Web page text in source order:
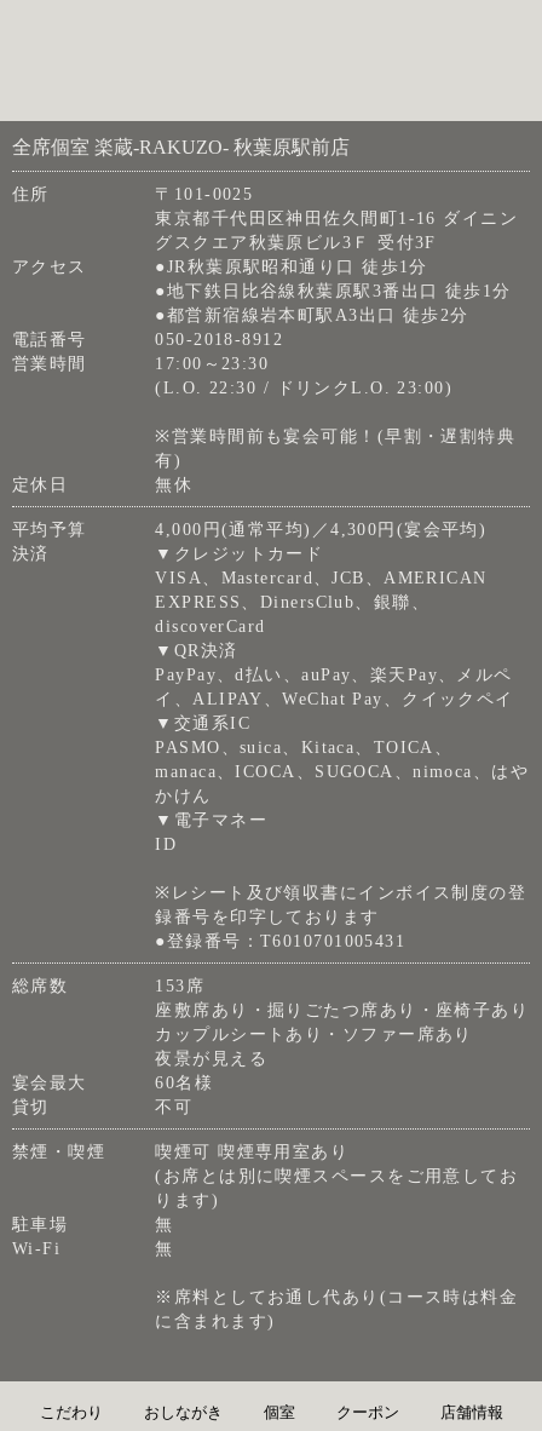
全席個室 楽蔵‐RAKUZO‐ 秋葉原駅前店
住所
〒101-0025
東京都千代田区神田佐久間町1-16 ダイニン
グスクエア秋葉原ビル3Ｆ 受付3F
アクセス
●JR秋葉原駅昭和通り口 徒歩1分
●地下鉄日比谷線秋葉原駅3番出口 徒歩1分
●都営新宿線岩本町駅A3出口 徒歩2分
電話番号
050-2018-8912
営業時間
17:00～23:30
(L.O. 22:30 / ドリンクL.O. 23:00)
※営業時間前も宴会可能！(早割・遅割特典
有)
定休日
無休
平均予算
4,000円(通常平均)／4,300円(宴会平均)
決済
▼クレジットカード
VISA、Mastercard、JCB、AMERICAN
EXPRESS、DinersClub、銀聯、
discoverCard
▼QR決済
PayPay、d払い、auPay、楽天Pay、メルペ
イ、ALIPAY、WeChat Pay、クイックペイ
▼交通系IC
PASMO、suica、Kitaca、TOICA、
manaca、ICOCA、SUGOCA、nimoca、はや
かけん
▼電子マネー
ID
※レシート及び領収書にインボイス制度の登
録番号を印字しております
●登録番号：T6010701005431
総席数
153席
座敷席あり・掘りごたつ席あり・座椅子あり
カップルシートあり・ソファー席あり
夜景が見える
宴会最大
60名様
貸切
不可
禁煙・喫煙
喫煙可 喫煙専用室あり
(お席とは別に喫煙スペースをご用意してお
ります)
駐車場
無
Wi-Fi
無
※席料としてお通し代あり(コース時は料金
に含まれます)
こだわり おしながき 個室 クーポン 店舗情報